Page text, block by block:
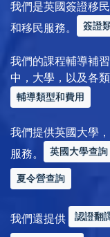
我們是英國簽證移
和移民服務。
簽證
我們的課程輔導補
中，大學，以及各
輔導類型和費用
我們提供英國大學
服務。
英國大學查詢
夏令營查詢
我們還提供 認證翻